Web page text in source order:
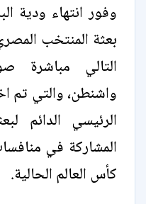
وفور انتهاء ودية
بعثة المنتخب
التالي مباشرة
واشنطن، والتي تم
الرئيسي الدائم
المشاركة في
كأس العالم الحالية.